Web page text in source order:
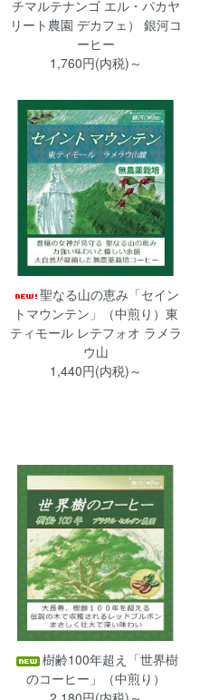
チマルテナンゴ エル・パカヤ
リート農園 デカフェ） 銀河コ
ーヒー
1,760円(内税)～
聖なる山の恵み「セイン
トマウンテン」（中煎り）東
ティモール レテフォオ ラメラ
ウ山
1,440円(内税)～
樹齢100年超え「世界樹
のコーヒー」（中煎り）